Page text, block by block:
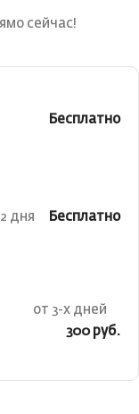
сейчас!
Бесплатно
дня Бесплатно
от 3-х дней
300 руб.